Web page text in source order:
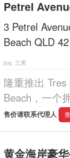
个环节都旨...
Petrel
3 Petrel
Beach QLD
三房
隆重推出
Beach，一个
平方米到 293
售价请联系代理人
黄金海岸豪